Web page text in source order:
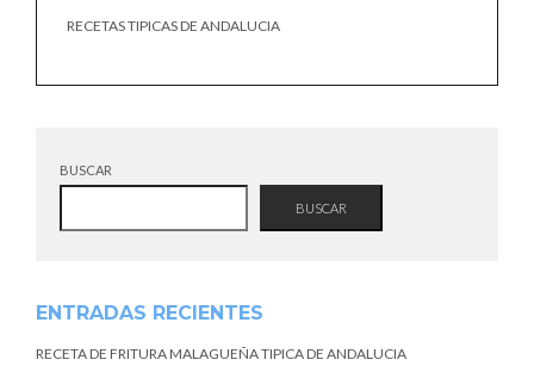
RECETAS TIPICAS DE ANDALUCIA
BUSCAR
BUSCAR
ENTRADAS RECIENTES
RECETA DE FRITURA MALAGUEÑA TIPICA DE ANDALUCIA